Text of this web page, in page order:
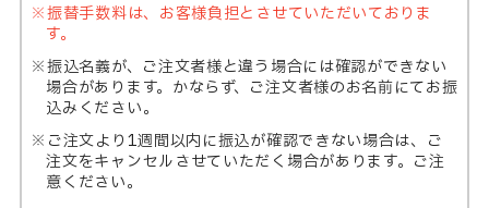
振替手数料は、お客様負担とさせていただいておりま
す。
振込名義が、ご注文者様と違う場合には確認ができない
場合があります。かならず、ご注文者様のお名前にてお振
込みください。
ご注文より1週間以内に振込が確認できない場合は、ご
注文をキャンセルさせていただく場合があります。ご注
意ください。